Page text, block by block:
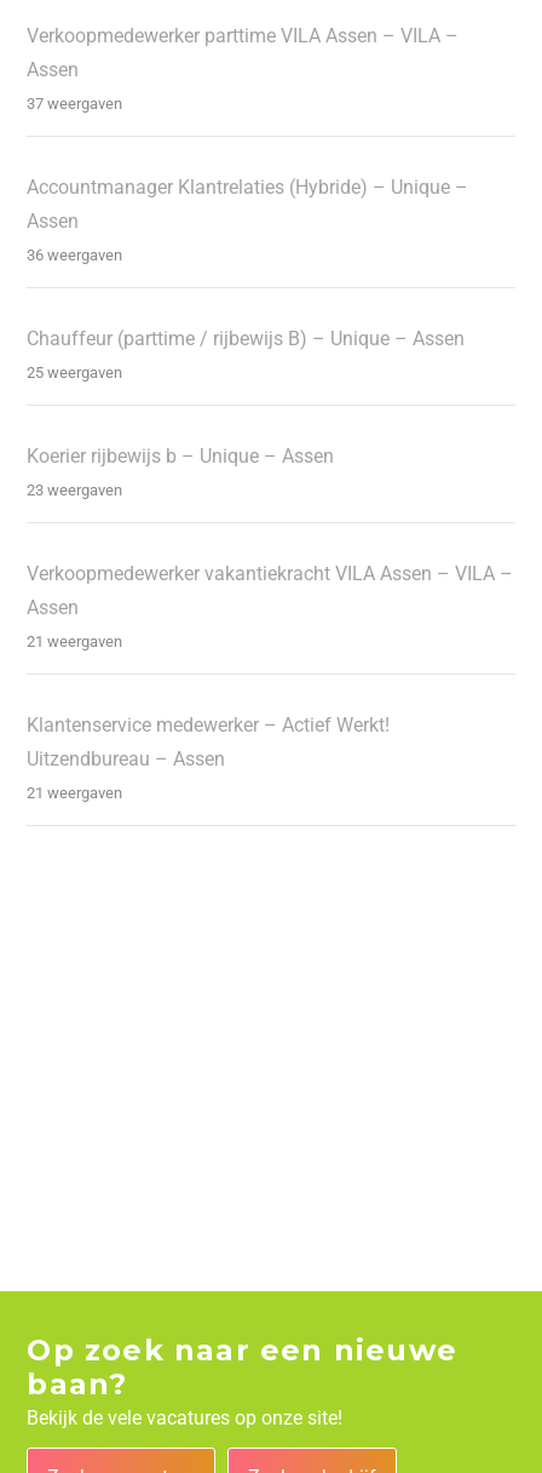
Verkoopmedewerker parttime VILA Assen – VILA –
Assen
37 weergaven
Accountmanager Klantrelaties (Hybride) – Unique –
Assen
36 weergaven
Chauffeur (parttime / rijbewijs B) – Unique – Assen
25 weergaven
Koerier rijbewijs b – Unique – Assen
23 weergaven
Verkoopmedewerker vakantiekracht VILA Assen – VILA –
Assen
21 weergaven
Klantenservice medewerker – Actief Werkt!
Uitzendbureau – Assen
21 weergaven
Op zoek naar een nieuwe
baan?
Bekijk de vele vacatures op onze site!